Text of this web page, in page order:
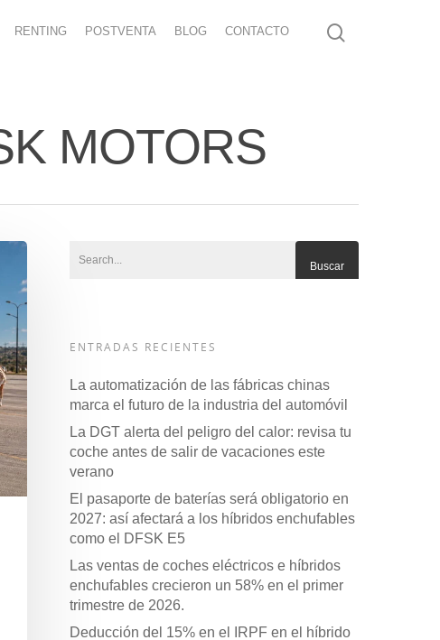
RENTING POSTVENTA BLOG CONTACTO
MOTORS
ENTRADAS RECIENTES
La automatización de las fábricas chinas
marca el futuro de la industria del automóvil
La DGT alerta del peligro del calor: revisa tu
coche antes de salir de vacaciones este
verano
El pasaporte de baterías será obligatorio en
2027: así afectará a los híbridos enchufables
como el DFSK E5
Las ventas de coches eléctricos e híbridos
enchufables crecieron un 58% en el primer
trimestre de 2026.
Deducción del 15% en el IRPF en el híbrido